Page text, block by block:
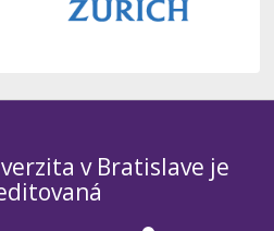
v Bratislave je